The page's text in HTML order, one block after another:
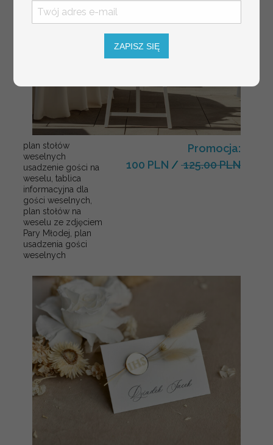
plan stołów
weselnych
usadzenie gości na
weselu, tablica
informacyjna dla
gości weselnych,
plan stołów na
weselu ze zdjęciem
Pary Młodej, plan
usadzenia gości
weselnych
Promocja:
100 PLN / 125.00 PLN
ZAPISZ SIĘ